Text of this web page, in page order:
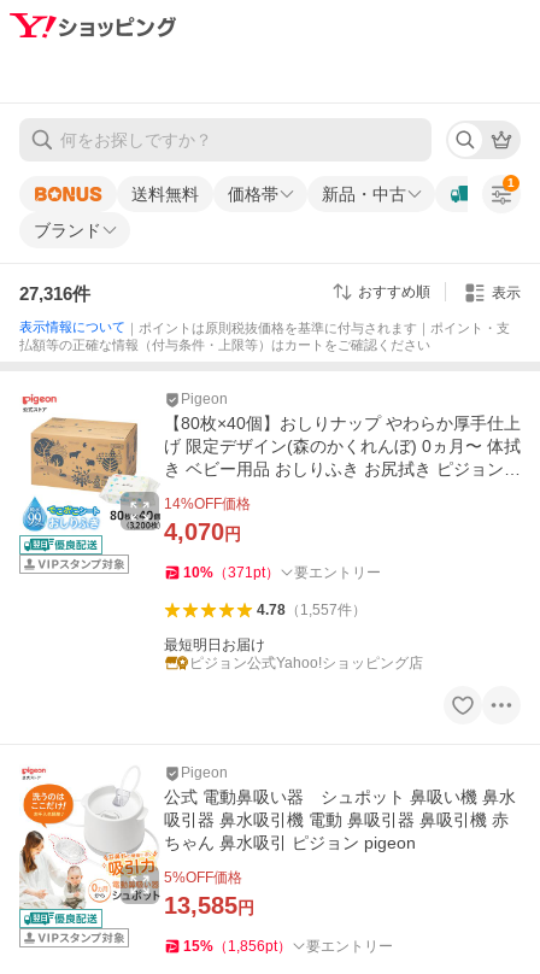
送料無料 価格帯
新品・中古
ブランド
1
27,316件 おすすめ順 表示
表示情報について ｜ポイントは原則税抜価格を基準に付与されます｜ポイント・支
払額等の正確な情報（付与条件・上限等）はカートをご確認ください
Pigeon
【80枚×40個】おしりナップ やわらか厚手仕上
げ 限定デザイン(森のかくれんぼ) 0ヵ月〜 体拭
き ベビー用品 おしりふき お尻拭き ピジョン p
14%OFF価格
4,070円
10% （371pt） 要エントリー
4.78（ 1,557件）
最短明日お届け
ピジョン公式Yahoo!ショッピング店
Pigeon
公式 電動鼻吸い器 シュポット 鼻吸い機 鼻水
吸引器 鼻水吸引機 電動 鼻吸引器 鼻吸引機 赤
ちゃん 鼻水吸引 ピジョン pigeon
5%OFF価格
13,585円
15% （ 1,856pt） 要エントリー